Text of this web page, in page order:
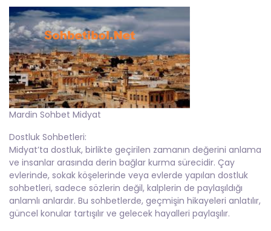
Mardin Sohbet Midyat
Dostluk Sohbetleri:
Midyat’ta dostluk, birlikte geçirilen zamanın değerini anlama
ve insanlar arasında derin bağlar kurma sürecidir. Çay
evlerinde, sokak köşelerinde veya evlerde yapılan dostluk
sohbetleri, sadece sözlerin değil, kalplerin de paylaşıldığı
anlamlı anlardır. Bu sohbetlerde, geçmişin hikayeleri anlatılır,
güncel konular tartışılır ve gelecek hayalleri paylaşılır.